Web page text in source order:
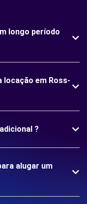
longo período
locação em Ross-
?
alugar um